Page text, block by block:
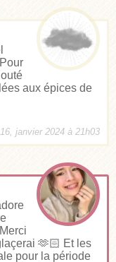
aux épices de
janvier 2024 à 21h03
🫶🏻 Et les
pour la période